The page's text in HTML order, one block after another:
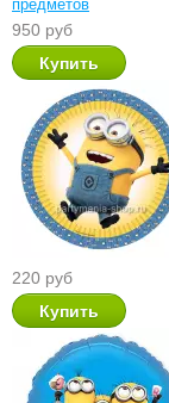
предметов
950 руб
220 руб